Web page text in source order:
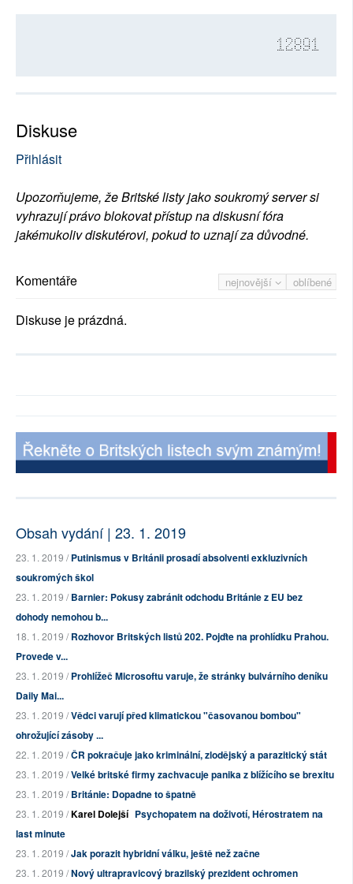
12891
Diskuse
Přihlásit
Upozorňujeme, že Britské listy jako soukromý server si
vyhrazují právo blokovat přístup na diskusní fóra
jakémukoliv diskutérovi, pokud to uznají za důvodné.
nejnovější oblíbené
Komentáře
Diskuse je prázdná.
Obsah vydání | 23. 1. 2019
23. 1. 2019 /Putinismus v Británii prosadí absolventi exkluzivních
soukromých škol
23. 1. 2019 /Barnier: Pokusy zabránit odchodu Británie z EU bez
dohody nemohou b...
18. 1. 2019 /Rozhovor Britských listů 202. Pojďte na prohlídku Prahou.
Provede v...
23. 1. 2019 /Prohlížeč Microsoftu varuje, že stránky bulvárního deníku
Daily Mai...
23. 1. 2019 /Vědci varují před klimatickou "časovanou bombou"
ohrožující zásoby ...
22. 1. 2019 /ČR pokračuje jako kriminální, zlodějský a parazitický stát
23. 1. 2019 /Velké britské firmy zachvacuje panika z blížícího se brexitu
23. 1. 2019 /Británie: Dopadne to špatně
23. 1. 2019 /Karel Dolejší Psychopatem na doživotí, Hérostratem na
last minute
23. 1. 2019 /Jak porazit hybridní válku, ještě než začne
23. 1. 2019 /Nový ultrapravicový brazilský prezident ochromen